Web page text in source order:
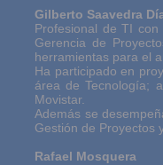
Gilberto Saavedra
Profesional de TI
Gerencia de
herramientas para el
Ha participado en
área de Tecnología;
Movistar.
Además se
Gestión de Proyectos
Rafael Mosquera